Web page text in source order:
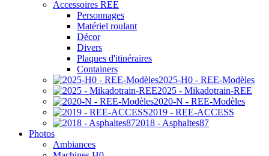
Accessoires REE
Personnages
Matériel roulant
Décor
Divers
Plaques d'itinéraires
Containers
2025-H0 - REE-Modèles
2025 - Mikadotrain-REE
2020-N - REE-Modèles
2019 - REE-ACCESS
2018 - Asphaltes87
Photos
Ambiances